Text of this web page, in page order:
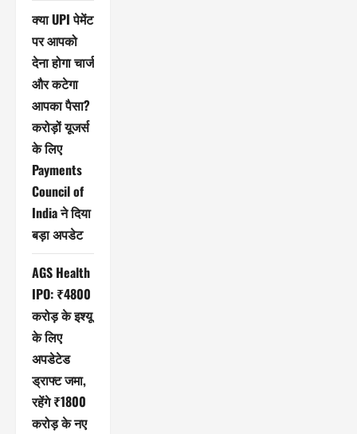
क्या UPI पेमेंट
पर आपको
देना होगा चार्ज
और कटेगा
आपका पैसा?
करोड़ों यूजर्स
के लिए
Payments
Council of
India ने दिया
बड़ा अपडेट
AGS Health
IPO: ₹4800
करोड़ के इश्यू
के लिए
अपडेटेड
ड्राफ्ट जमा,
रहेंगे ₹1800
करोड़ के नए